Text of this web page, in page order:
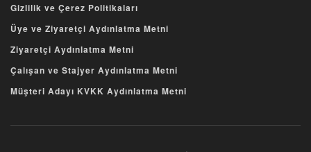
Gizlilik ve Çerez Politikaları
Üye ve Ziyaretçi Aydınlatma Metni
Ziyaretçi Aydınlatma Metni
Çalışan ve Stajyer Aydınlatma Metni
Müşteri Adayı KVKK Aydınlatma Metni